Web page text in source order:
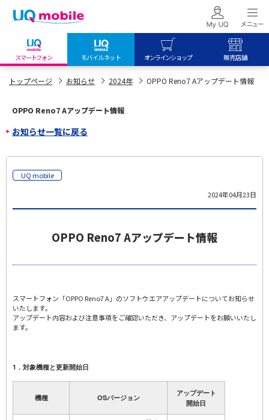
スマートフォン モバイルネット オンラインショップ 販売店舗
my UQ WiMAX
My UQ mobile
UQ mobile ご契約の方
UQ mobile
データチャージサイト
UQ mobile
UQ WiMAX
オンラインショップ
UQ mobile
UQ WiMAX
販売店舗
トップページ お知らせ 2024年 OPPO Reno7 Aアップデート情報
OPPO Reno7 Aアップデート情報
お知らせ一覧に戻る
UQ mobile
2024年04月23日
OPPO Reno7 Aアップデート情報
スマートフォン「OPPO Reno7 A」のソフトウエアアップデートについてお知らせ
いたします。
アップデート内容および注意事項をご確認いただき、アップデートをお願いいたし
ます。
1．対象機種と更新開始日
機種 OSバージョン
アップデート
開始日